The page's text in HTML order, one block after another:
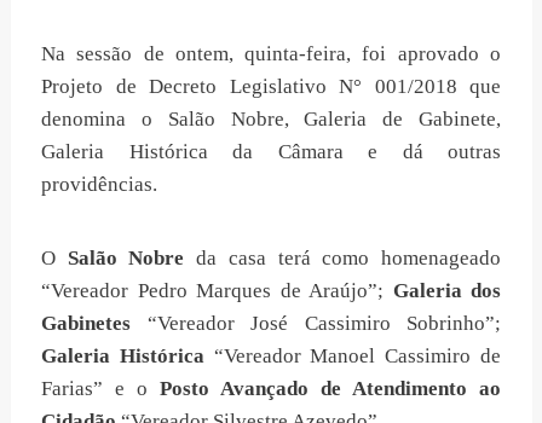
Na sessão de ontem, quinta-feira, foi aprovado o
Projeto de Decreto Legislativo N° 001/2018 que
denomina o Salão Nobre, Galeria de Gabinete,
Galeria Histórica da Câmara e dá outras
providências.
O Salão Nobre da casa terá como homenageado
“Vereador Pedro Marques de Araújo”; Galeria dos
Gabinetes “Vereador José Cassimiro Sobrinho”;
Galeria Histórica“Vereador Manoel Cassimiro de
Farias” e o Posto Avançado de Atendimento ao